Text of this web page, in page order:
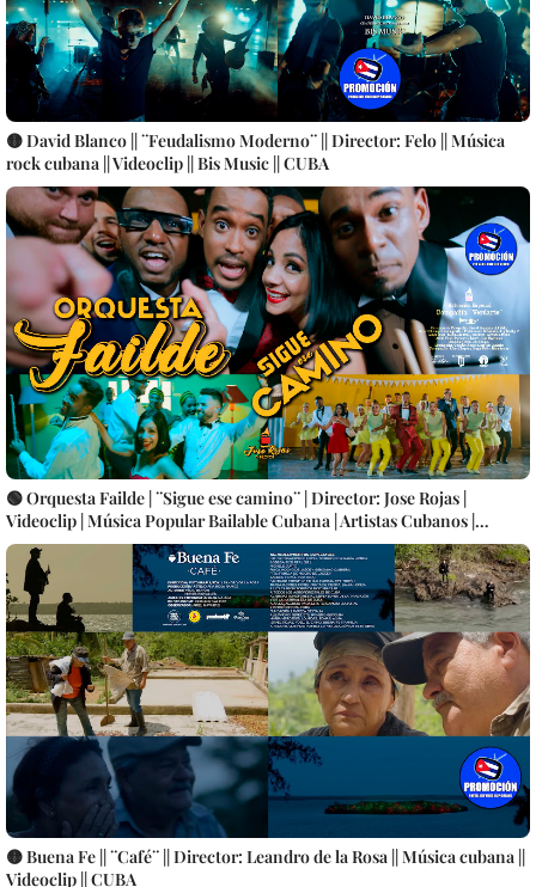
🟡 David Blanco || ¨Feudalismo Moderno¨ || Director: Felo || Música
rock cubana || Videoclip || Bis Music || CUBA
🟢 Orquesta Failde | ¨Sigue ese camino¨ | Director: Jose Rojas |
Videoclip | Música Popular Bailable Cubana | Artistas Cubanos |
Canción | CUBA
🟡 Buena Fe || ¨Café¨ || Director: Leandro de la Rosa || Música cubana ||
Videoclip || CUBA